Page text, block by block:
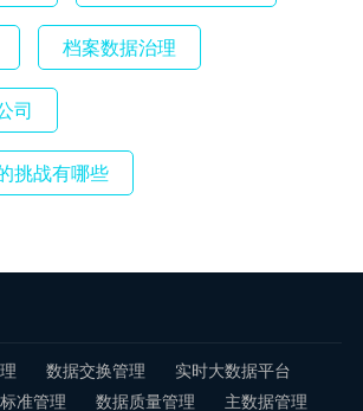
档案数据治理
司
挑战有哪些
数据交换管理
实时大数据平台
准管理 数据质量管理 主数据管理